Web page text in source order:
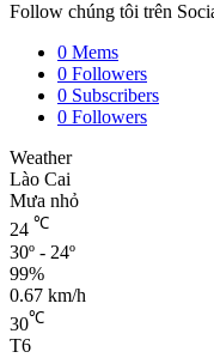
Follow chúng tôi trên
0 Mems
0 Followers
0 Subscribers
0 Followers
Weather
Lào Cai
Mưa nhỏ
24 ℃
30º - 24º
99%
0.67 km/h
30℃
T6